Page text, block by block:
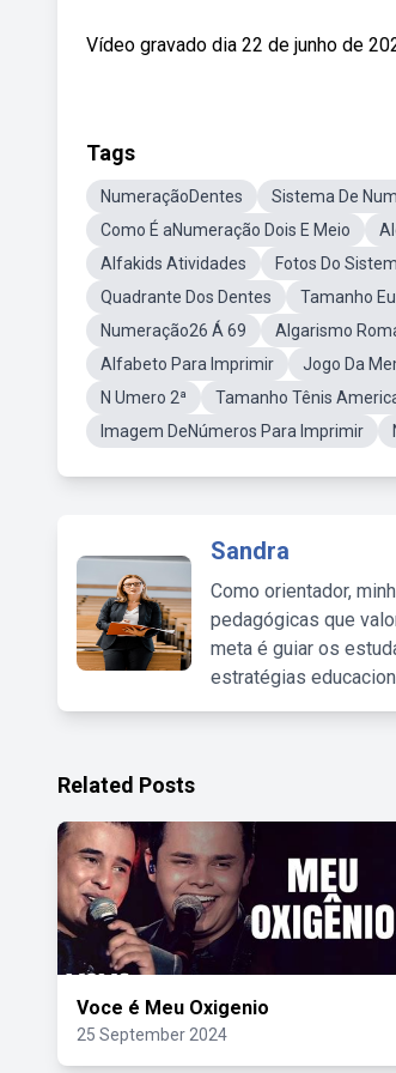
Vídeo gravado dia 22 de junho de
Tags
NumeraçãoDentes Sistema De
Como É aNumeração Dois E Meio
Alfakids Atividades
Fotos Do
Quadrante Dos Dentes
Tamanho
Numeração26 Á 69
Algarismo
Alfabeto Para Imprimir
Jogo Da
N Umero 2ª
Tamanho Tênis
Imagem DeNúmeros Para Imprimir
Sandra
Como orientador,
pedagógicas que
meta é guiar os
estratégias
Related Posts
Voce é Meu Oxigenio
25 September 2024